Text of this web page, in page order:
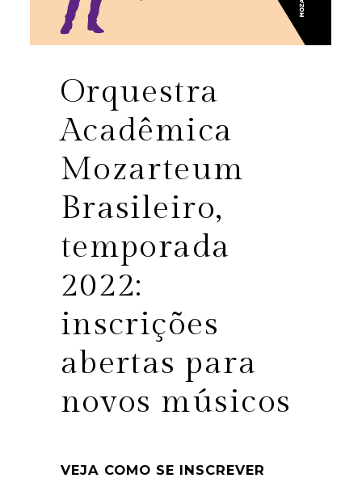
Orquestra
Acadêmica
Mozarteum
Brasileiro,
temporada
2022:
inscrições
abertas para
novos músicos
VEJA COMO SE INSCREVER